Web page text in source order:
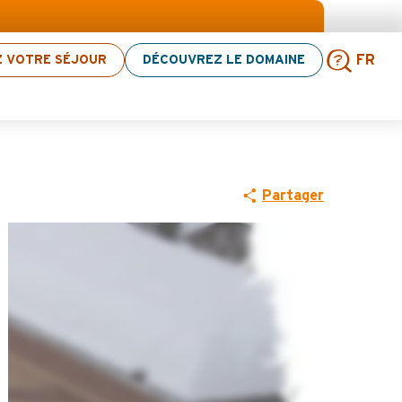
VOTRE SÉJOUR DÉCOUVREZ LE DOMAINE FR
! > cliquez ici
Partager